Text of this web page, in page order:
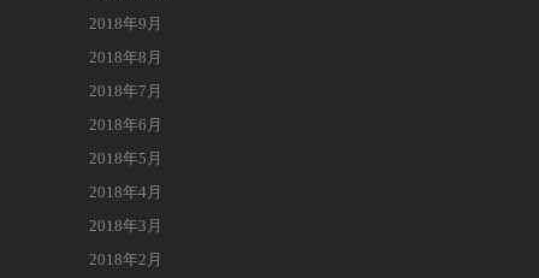
2018年9月
2018年8月
2018年7月
2018年6月
2018年5月
2018年4月
2018年3月
2018年2月